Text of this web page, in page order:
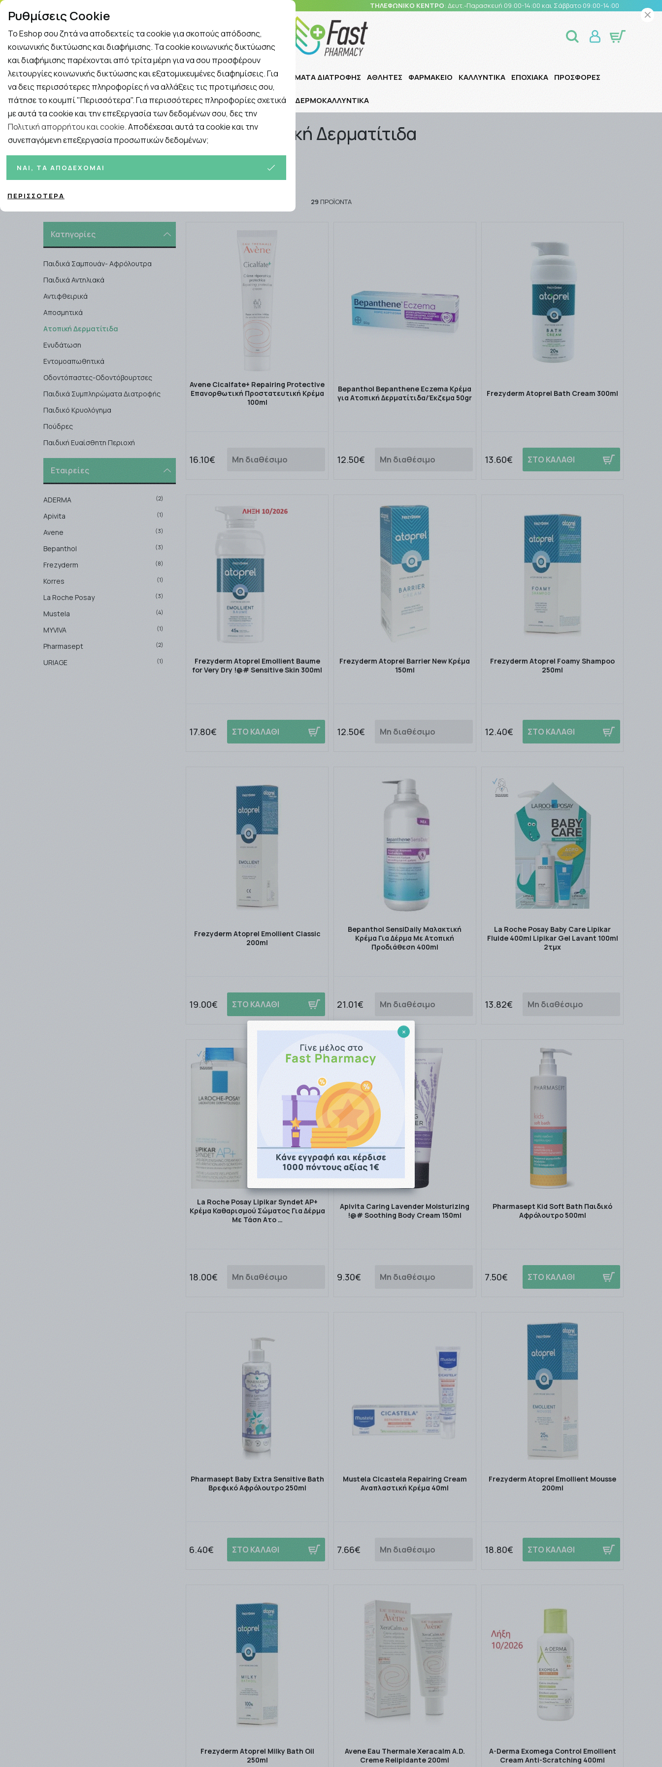
ΤΗΛΕΦΩΝΙΚΟ ΚΕΝΤΡΟ: Δευτ.-Παρασκευή 09:00-14:00 και Σάββατο 09:00-14:00
Rapid Test Γρίπη - Κρυολόγημα
Εταιρείες ΓΥΝΑΙΚΑ ΑΝΔΡΑΣ ΜΗΤΕΡΑ ΚΑΙ ΠΑΙΔΙ ΣΥΜΠΛΗΡΩΜΑΤΑ ΔΙΑΤΡΟΦΗΣ ΑΘΛΗΤΕΣ ΦΑΡΜΑΚΕΙΟ ΚΑΛΛΥΝΤΙΚΑ ΕΠΟΧΙΑΚΑ ΠΡΟΣΦΟΡΕΣ
ΔΕΡΜΟΚΑΛΛΥΝΤΙΚΑ
Αρχική / ΜΗΤΕΡΑ ΚΑΙ ΠΑΙΔΙ / Παιδική Φροντίδα και Υγιεινή / Ατοπική Δερματίτιδα
Ατοπική Δερματίτιδα
Ταξινόμηση Προβολή
29 ΠΡΟΪΌΝΤΑ
Κατηγορίες
Παιδικά Σαμπουάν- Αφρόλουτρα
Παιδικά Αντηλιακά
Αντιφθειρικά
Αποσμητικά
Ατοπική Δερματίτιδα
Ενυδάτωση
Εντομοαπωθητικά
Οδοντόπαστες-Οδοντόβουρτσες
Παιδικά Συμπληρώματα Διατροφής
Παιδικό Κρυολόγημα
Πούδρες
Παιδική Ευαίσθητη Περιοχή
Εταιρείες
ADERMA (2)
Apivita (1)
Avene (3)
Bepanthol (3)
Frezyderm (8)
Korres (1)
La Roche Posay (3)
Mustela (4)
MYVIVA (1)
Pharmasept (2)
URIAGE (1)
Avene Cicalfate+ Repairing Protective
Επανορθωτική Προστατευτική Κρέμα
100ml
16.10€ Μη διαθέσιμο
Bepanthol Bepanthene Eczema Κρέμα
για Ατοπική Δερματίτιδα/Έκζεμα 50gr
12.50€ Μη διαθέσιμο
Frezyderm Atoprel Bath Cream 300ml
13.60€ ΣΤΟ ΚΑΛΑΘΙ
Frezyderm Atoprel Emollient Baume
for Very Dry !@# Sensitive Skin 300ml
17.80€ ΣΤΟ ΚΑΛΑΘΙ
Frezyderm Atoprel Barrier New Κρέμα
150ml
12.50€ Μη διαθέσιμο
Frezyderm Atoprel Foamy Shampoo
250ml
12.40€ ΣΤΟ ΚΑΛΑΘΙ
Frezyderm Atoprel Emollient Classic
200ml
19.00€ ΣΤΟ ΚΑΛΑΘΙ
Bepanthol SensiDaily Μαλακτική
Κρέμα Για Δέρμα Με Ατοπική
Προδιάθεση 400ml
21.01€ Μη διαθέσιμο
La Roche Posay Baby Care Lipikar
Fluide 400ml Lipikar Gel Lavant 100ml
2τμχ
13.82€ Μη διαθέσιμο
La Roche Posay Lipikar Syndet AP+
Κρέμα Καθαρισμού Σώματος Για Δέρμα
Με Τάση Ατο …
18.00€ Μη διαθέσιμο
Apivita Caring Lavender Moisturizing
!@# Soothing Body Cream 150ml
9.30€ Μη διαθέσιμο
Pharmasept Kid Soft Bath Παιδικό
Αφρόλουτρο 500ml
7.50€ ΣΤΟ ΚΑΛΑΘΙ
Pharmasept Baby Extra Sensitive Bath
Βρεφικό Αφρόλουτρο 250ml
6.40€ ΣΤΟ ΚΑΛΑΘΙ
Mustela Cicastela Repairing Cream
Αναπλαστική Κρέμα 40ml
7.66€ Μη διαθέσιμο
Frezyderm Atoprel Emollient Mousse
200ml
18.80€ ΣΤΟ ΚΑΛΑΘΙ
Frezyderm Atoprel Milky Bath Oil
250ml
Avene Eau Thermale Xeracalm A.D.
Creme Relipidante 200ml
A-Derma Exomega Control Emollient
Cream Anti-Scratching 400ml
×
Ρυθμίσεις Cookie
Το Eshop σου ζητά να αποδεχτείς τα cookie για σκοπούς απόδοσης,
κοινωνικής δικτύωσης και διαφήμισης. Τα cookie κοινωνικής δικτύωσης
και διαφήμισης παρέχονται από τρίτα μέρη για να σου προσφέρουν
λειτουργίες κοινωνικής δικτύωσης και εξατομικευμένες διαφημίσεις. Για
να δεις περισσότερες πληροφορίες ή να αλλάξεις τις προτιμήσεις σου,
πάτησε το κουμπί "Περισσότερα". Για περισσότερες πληροφορίες σχετικά
με αυτά τα cookie και την επεξεργασία των δεδομένων σου, δες την
Πολιτική απορρήτου και cookie. Αποδέχεσαι αυτά τα cookie και την
συνεπαγόμενη επεξεργασία προσωπικών δεδομένων;
ΝΑΙ, ΤΑ ΑΠΟΔΈΧΟΜΑΙ
ΠΕΡΙΣΣΌΤΕΡΑ